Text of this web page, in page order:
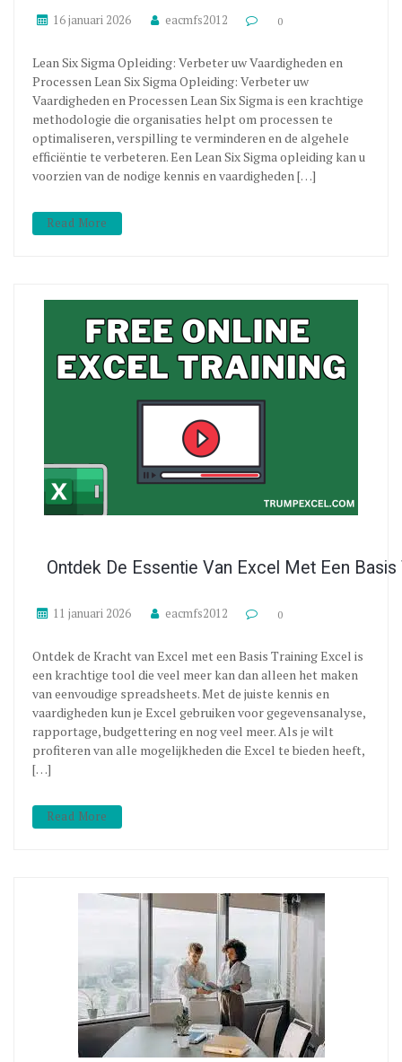
16 januari 2026 eacmfs2012 0
Lean Six Sigma Opleiding: Verbeter uw Vaardigheden en
Processen Lean Six Sigma Opleiding: Verbeter uw
Vaardigheden en Processen Lean Six Sigma is een krachtige
methodologie die organisaties helpt om processen te
optimaliseren, verspilling te verminderen en de algehele
efficiëntie te verbeteren. Een Lean Six Sigma opleiding kan u
voorzien van de nodige kennis en vaardigheden […]
Read More
Ontdek De Essentie Van Excel Met Een Basis
11 januari 2026 eacmfs2012 0
Ontdek de Kracht van Excel met een Basis Training Excel is
een krachtige tool die veel meer kan dan alleen het maken
van eenvoudige spreadsheets. Met de juiste kennis en
vaardigheden kun je Excel gebruiken voor gegevensanalyse,
rapportage, budgettering en nog veel meer. Als je wilt
profiteren van alle mogelijkheden die Excel te bieden heeft,
[…]
Read More